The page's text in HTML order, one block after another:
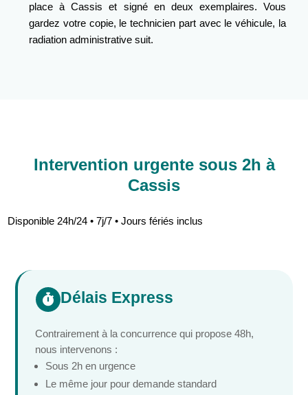
place à Cassis et signé en deux exemplaires. Vous
gardez votre copie, le technicien part avec le véhicule, la
radiation administrative suit.
Intervention urgente sous 2h à
Cassis
Disponible 24h/24 • 7j/7 • Jours fériés inclus
 Délais Express
Contrairement à la concurrence qui propose 48h,
nous intervenons :
Sous 2h en urgence
Le même jour pour demande standard